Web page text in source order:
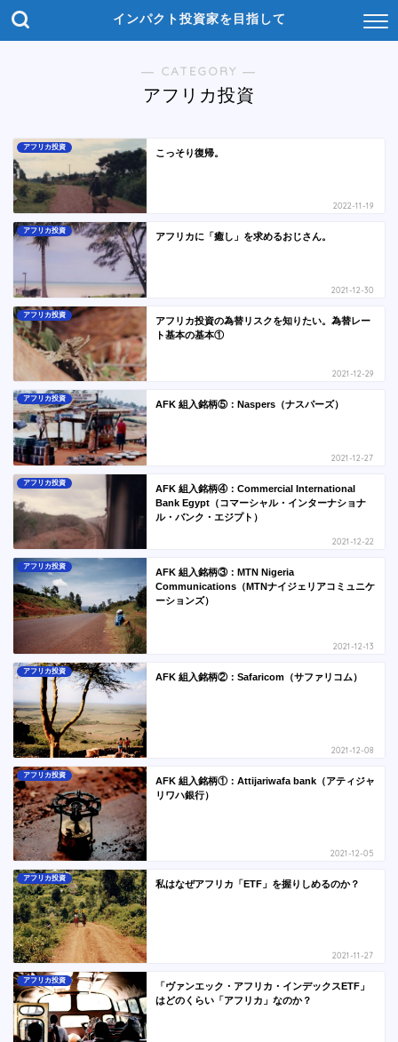
インパクト投資家を目指して
― CATEGORY ―
アフリカ投資
アフリカ投資
こっそり復帰。
2022-11-19
アフリカ投資
アフリカに「癒し」を求めるおじさん。
2021-12-30
アフリカ投資
アフリカ投資の為替リスクを知りたい。為替レー
ト基本の基本①
2021-12-29
アフリカ投資
AFK 組入銘柄⑤：Naspers（ナスパーズ）
2021-12-27
アフリカ投資
AFK 組入銘柄④：Commercial International
Bank Egypt（コマーシャル・インターナショナ
ル・バンク・エジプト）
2021-12-22
アフリカ投資
AFK 組入銘柄③：MTN Nigeria
Communications（MTNナイジェリアコミュニケ
ーションズ）
2021-12-13
アフリカ投資
AFK 組入銘柄②：Safaricom（サファリコム）
2021-12-08
アフリカ投資
AFK 組入銘柄①：Attijariwafa bank（アティジャ
リワハ銀行）
2021-12-05
アフリカ投資
私はなぜアフリカ「ETF」を握りしめるのか？
2021-11-27
アフリカ投資
「ヴァンエック・アフリカ・インデックスETF」
はどのくらい「アフリカ」なのか？